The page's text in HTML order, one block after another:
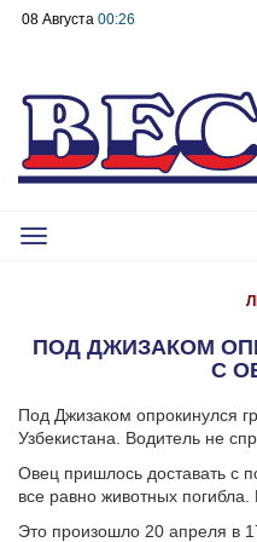
08 Августа 00:26
Toggle
ПОД ДЖИЗАКОМ
С
Под Джизаком опрокинулся
Узбекистана. Водитель не
Овец пришлось доставать с
все равно животных
Это произошло 20 апреля в